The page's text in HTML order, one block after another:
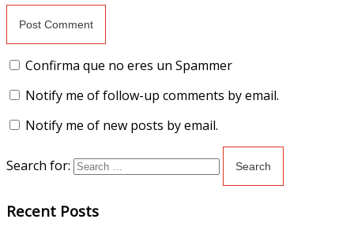
Confirma que no eres un Spammer
Notify me of follow-up comments by email.
Notify me of new posts by email.
Search for:
Recent Posts